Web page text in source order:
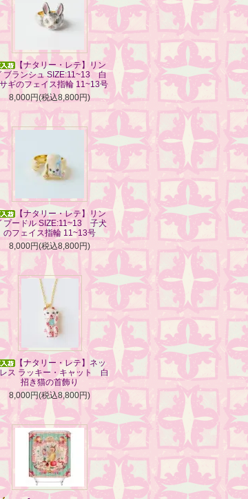
【ナタリー・レテ】リン
ブランシュ SIZE:11~13 白
ギのフェイス指輪 11~13号
8,000円(税込8,800円)
【ナタリー・レテ】リン
プードル SIZE:11~13 子犬
のフェイス指輪 11~13号
8,000円(税込8,800円)
【ナタリー・レテ】ネッ
ス ラッキー・キャット 白
招き猫の首飾り
8,000円(税込8,800円)